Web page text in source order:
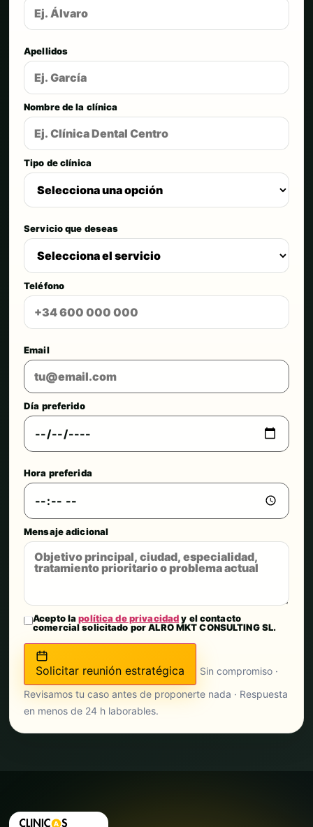
Apellidos
Nombre de la clínica
Tipo de clínica
Servicio que deseas
Teléfono
Email
Día preferido
Hora preferida
Mensaje adicional
Acepto lapolítica de privacidady el contacto
comercial solicitado por ALRO MKT CONSULTING SL.
Solicitar reunión estratégica
Sin compromiso ·
Revisamos tu caso antes de proponerte nada · Respuesta
en menos de 24 h laborables.